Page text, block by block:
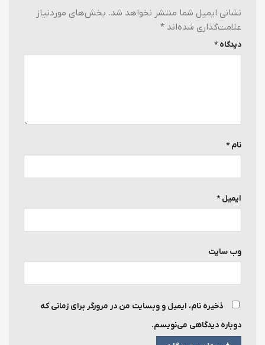
نشانی ایمیل شما منتشر نخواهد شد. بخش‌های موردنیاز
علامت‌گذاری شده‌اند *
دیدگاه*
نام*
ایمیل*
وب‌ سایت
ذخیره نام، ایمیل و وبسایت من در مرورگر برای زمانی که
دوباره دیدگاهی می‌نویسم.